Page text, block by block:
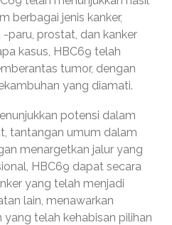
berbagai jenis kanker,
paru, prostat, dan kanker
kasus, HBC69 telah
tumor, dengan
yang diamati.
potensi dalam
tantangan umum dalam
menargetkan jalur yang
HBC69 dapat secara
yang telah menjadi
lain, menawarkan
yang telah kehabisan pilihan